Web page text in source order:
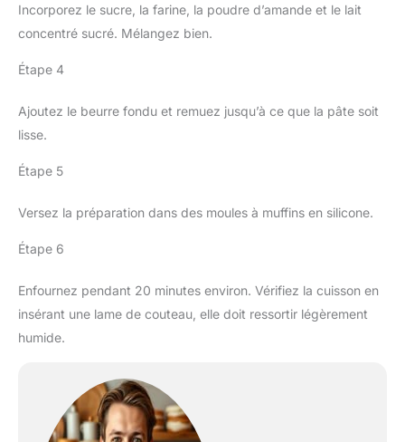
Incorporez le sucre, la farine, la poudre d’amande et le lait
concentré sucré. Mélangez bien.
Étape 4
Ajoutez le beurre fondu et remuez jusqu’à ce que la pâte soit
lisse.
Étape 5
Versez la préparation dans des moules à muffins en silicone.
Étape 6
Enfournez pendant 20 minutes environ. Vérifiez la cuisson en
insérant une lame de couteau, elle doit ressortir légèrement
humide.